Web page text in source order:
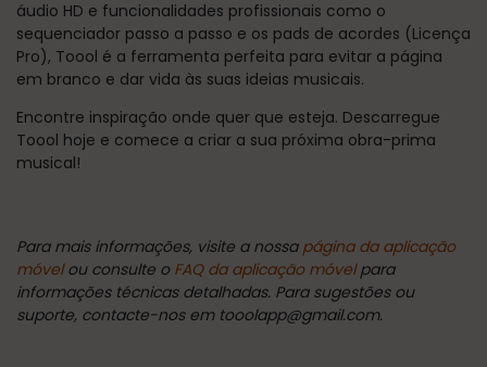
áudio HD e funcionalidades profissionais como o
sequenciador passo a passo e os pads de acordes (Licença
Pro), Toool é a ferramenta perfeita para evitar a página
em branco e dar vida às suas ideias musicais.
Encontre inspiração onde quer que esteja. Descarregue
Toool hoje e comece a criar a sua próxima obra-prima
musical!
Para mais informações, visite a nossa página da aplicação
móvelou consulte o FAQ da aplicação móvelpara
informações técnicas detalhadas. Para sugestões ou
suporte, contacte-nos em tooolapp@gmail.com.